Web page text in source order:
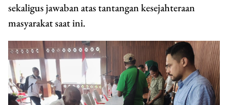
sekaligus jawaban atas tantangan kesejahteraan
masyarakat saat ini.